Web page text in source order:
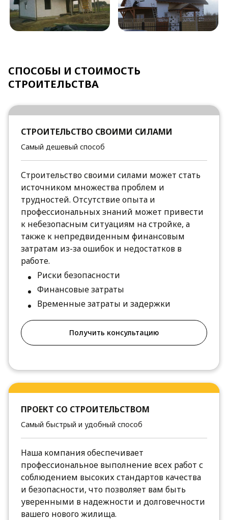
СПОСОБЫ И СТОИМОСТЬ
СТРОИТЕЛЬСТВА
СТРОИТЕЛЬСТВО СВОИМИ СИЛАМИ
Самый дешевый способ
Строительство своими силами может стать
источником множества проблем и
трудностей. Отсутствие опыта и
профессиональных знаний может привести
к небезопасным ситуациям на стройке, а
также к непредвиденным финансовым
затратам из-за ошибок и недостатков в
работе.
Риски безопасности
Финансовые затраты
Временные затраты и задержки
Получить консультацию
ПРОЕКТ СО СТРОИТЕЛЬСТВОМ
Самый быстрый и удобный способ
Наша компания обеспечивает
профессиональное выполнение всех работ с
соблюдением высоких стандартов качества
и безопасности, что позволяет вам быть
уверенными в надежности и долговечности
вашего нового жилища.